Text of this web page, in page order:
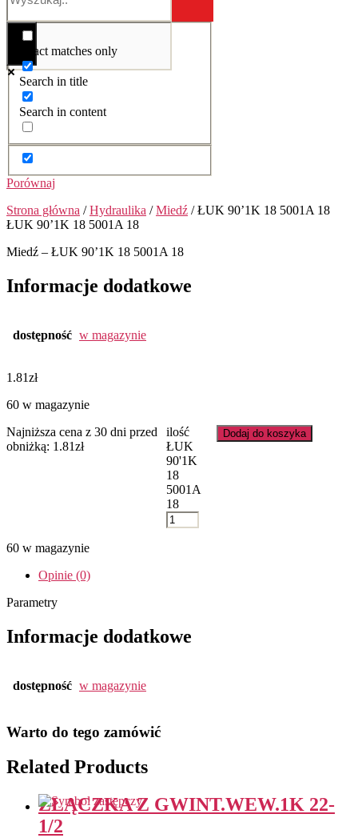
Exact matches only
Search in title
Search in content
Porównaj
Strona główna /Hydraulika /Miedź / ŁUK 90’1K 18 5001A 18
ŁUK 90’1K 18 5001A 18
Miedź – ŁUK 90’1K 18 5001A 18
Informacje dodatkowe
dostępność w magazynie
1.81zł
60 w magazynie
Najniższa cena z 30 dni przed
obniżką: 1.81zł
ilość
ŁUK
90'1K
18
5001A
18
Dodaj do koszyka
60 w magazynie
Opinie (0)
Parametry
Informacje dodatkowe
dostępność w magazynie
Warto do tego zamówić
Related Products
ZŁĄCZKA Z GWINT.WEW.1K 22-
1/2